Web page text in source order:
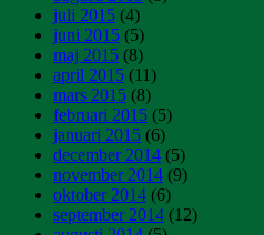
juli 2015 (4)
juni 2015 (5)
maj 2015 (8)
april 2015 (11)
mars 2015 (8)
februari 2015 (5)
januari 2015 (6)
december 2014 (5)
november 2014 (9)
oktober 2014 (6)
september 2014 (12)